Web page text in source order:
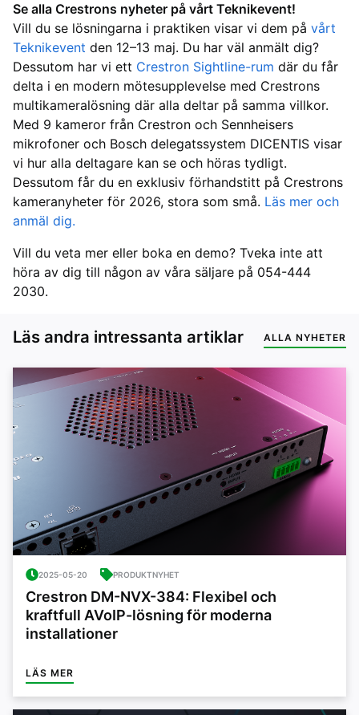
Se alla Crestrons nyheter på vårt Teknikevent!
Vill du se lösningarna i praktiken visar vi dem på vårt
Teknikevent den 12–13 maj. Du har väl anmält dig?
Dessutom har vi ett Crestron Sightline-rum där du får
delta i en modern mötesupplevelse med Crestrons
multikameralösning där alla deltar på samma villkor.
Med 9 kameror från Crestron och Sennheisers
mikrofoner och Bosch delegatssystem DICENTIS visar
vi hur alla deltagare kan se och höras tydligt.
Dessutom får du en exklusiv förhandstitt på Crestrons
kameranyheter för 2026, stora som små. Läs mer och
anmäl dig.
Vill du veta mer eller boka en demo? Tveka inte att
höra av dig till någon av våra säljare på 054-444
2030.
Läs andra intressanta artiklar ALLA NYHETER
2025-05-20 PRODUKTNYHET
Crestron DM-NVX-384: Flexibel och
kraftfull AVoIP-lösning för moderna
installationer
LÄS MER